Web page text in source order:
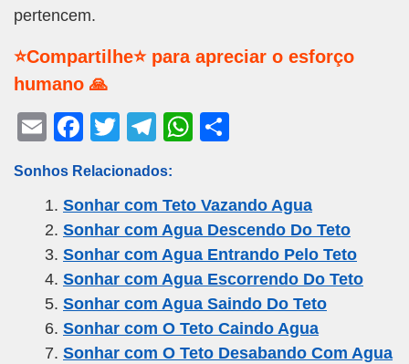
pertencem.
⭐Compartilhe⭐ para apreciar o esforço
humano 🙏
E
ail
F
c
e
b
o
o
k
T
tt
er
T
e
gr
a
m
W
s
A
p
p
e
Sonhos Relacionados:
Sonhar com Teto Vazando Agua
Sonhar com Agua Descendo Do Teto
Sonhar com Agua Entrando Pelo Teto
Sonhar com Agua Escorrendo Do Teto
Sonhar com Agua Saindo Do Teto
Sonhar com O Teto Caindo Agua
Sonhar com O Teto Desabando Com Agua